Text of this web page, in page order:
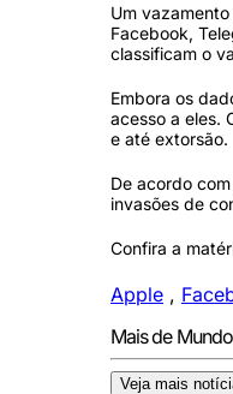
Um
Facebook,
classificam o
Embora os
acesso a eles.
e até extorsão.
De acordo
invasões de
Confira a
Apple ,
Mais de Mundo
Veja mais